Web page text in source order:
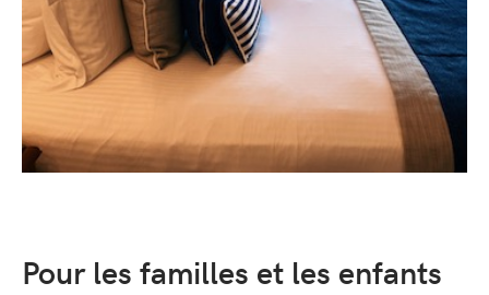
Pour les familles et les enfants